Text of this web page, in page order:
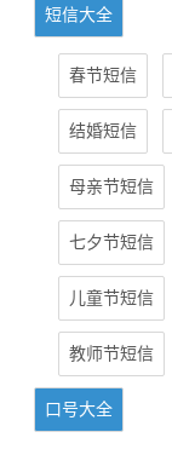
短信大全
春节短信
结婚短信
母亲节短信
七夕节短信
儿童节短信
教师节短信
口号大全